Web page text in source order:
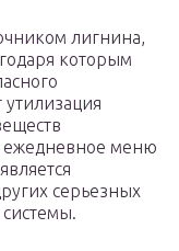
лигнина,
которым
меню
серьезных